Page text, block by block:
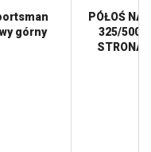
górny
PÓŁOŚ
325/
STRONA